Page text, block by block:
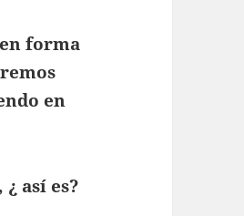
forma
en
así es?